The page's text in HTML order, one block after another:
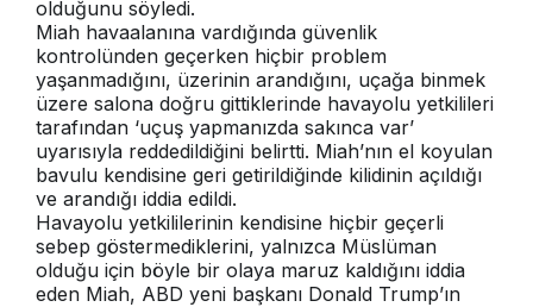
olduğunu söyledi.
Miah havaalanına vardığında güvenlik
kontrolünden geçerken hiçbir problem
yaşanmadığını, üzerinin arandığını, uçağa binmek
üzere salona doğru gittiklerinde havayolu yetkilileri
tarafından ‘uçuş yapmanızda sakınca var’
uyarısıyla reddedildiğini belirtti. Miah’nın el koyulan
bavulu kendisine geri getirildiğinde kilidinin açıldığı
ve arandığı iddia edildi.
Havayolu yetkililerinin kendisine hiçbir geçerli
sebep göstermediklerini, yalnızca Müslüman
olduğu için böyle bir olaya maruz kaldığını iddia
eden Miah, ABD yeni başkanı Donald Trump’ın